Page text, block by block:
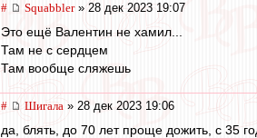
# Squabbler» 28 дек 2023 19:07
Это ещё Валентин не хамил...
Там не с сердцем
Там вообще сляжешь
# Шигала » 28 дек 2023 19:06
да, блять, до 70 лет проще дожить, с 35